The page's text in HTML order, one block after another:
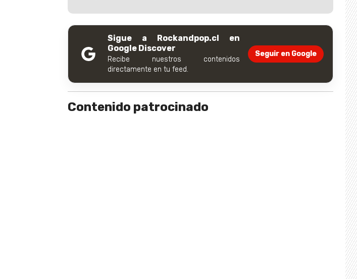
Sigue a Rockandpop.cl en
Google Discover
Recibe nuestros contenidos
directamente en tu feed.
Seguir en Google
Contenido patrocinado